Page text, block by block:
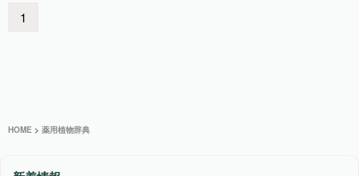
1
HOME > 薬用植物辞典